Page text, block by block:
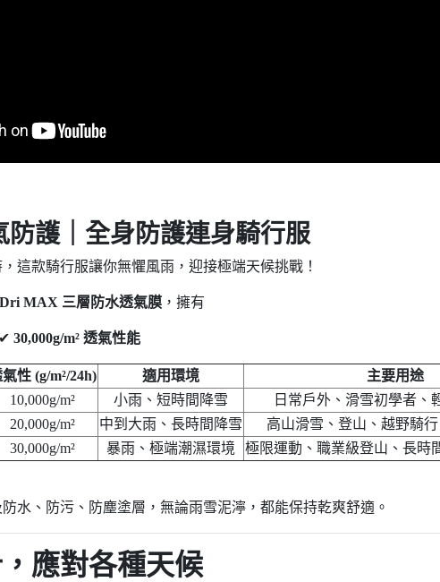
防護｜全身防護連身騎行服
這款騎行服讓你無懼風雨，迎接極端天候挑戰！
MAX 三層防水透氣膜 ，擁有
✔ 30,000g/m² 透氣性能
性 (g/m²/24h) 適用環境
主要用途
10,000g/m² 小雨、短時間降雪
日常戶外、滑雪初學者、
20,000g/m² 中到大雨、長時間降雪
高山滑雪、登山、越野騎
30,000g/m² 暴雨、極端潮濕環境 極限運動、職業級登山、長時
水、防污、防塵塗層，無論雨雪泥濘，都能保持乾爽舒適。
應對各種天候